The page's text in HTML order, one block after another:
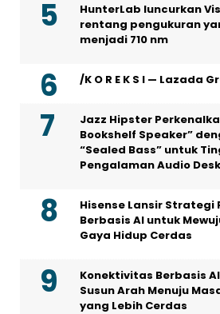
HunterLab luncurkan
rentang pengukuran
menjadi 710 nm
/K O R E K S I — Lazada
Jazz Hipster
Bookshelf Speaker”
“Sealed Bass” untuk
Pengalaman Audio
Hisense Lansir Strategi
Berbasis AI untuk
Gaya Hidup Cerdas
Konektivitas Berbasis
Susun Arah Menuju
yang Lebih Cerdas